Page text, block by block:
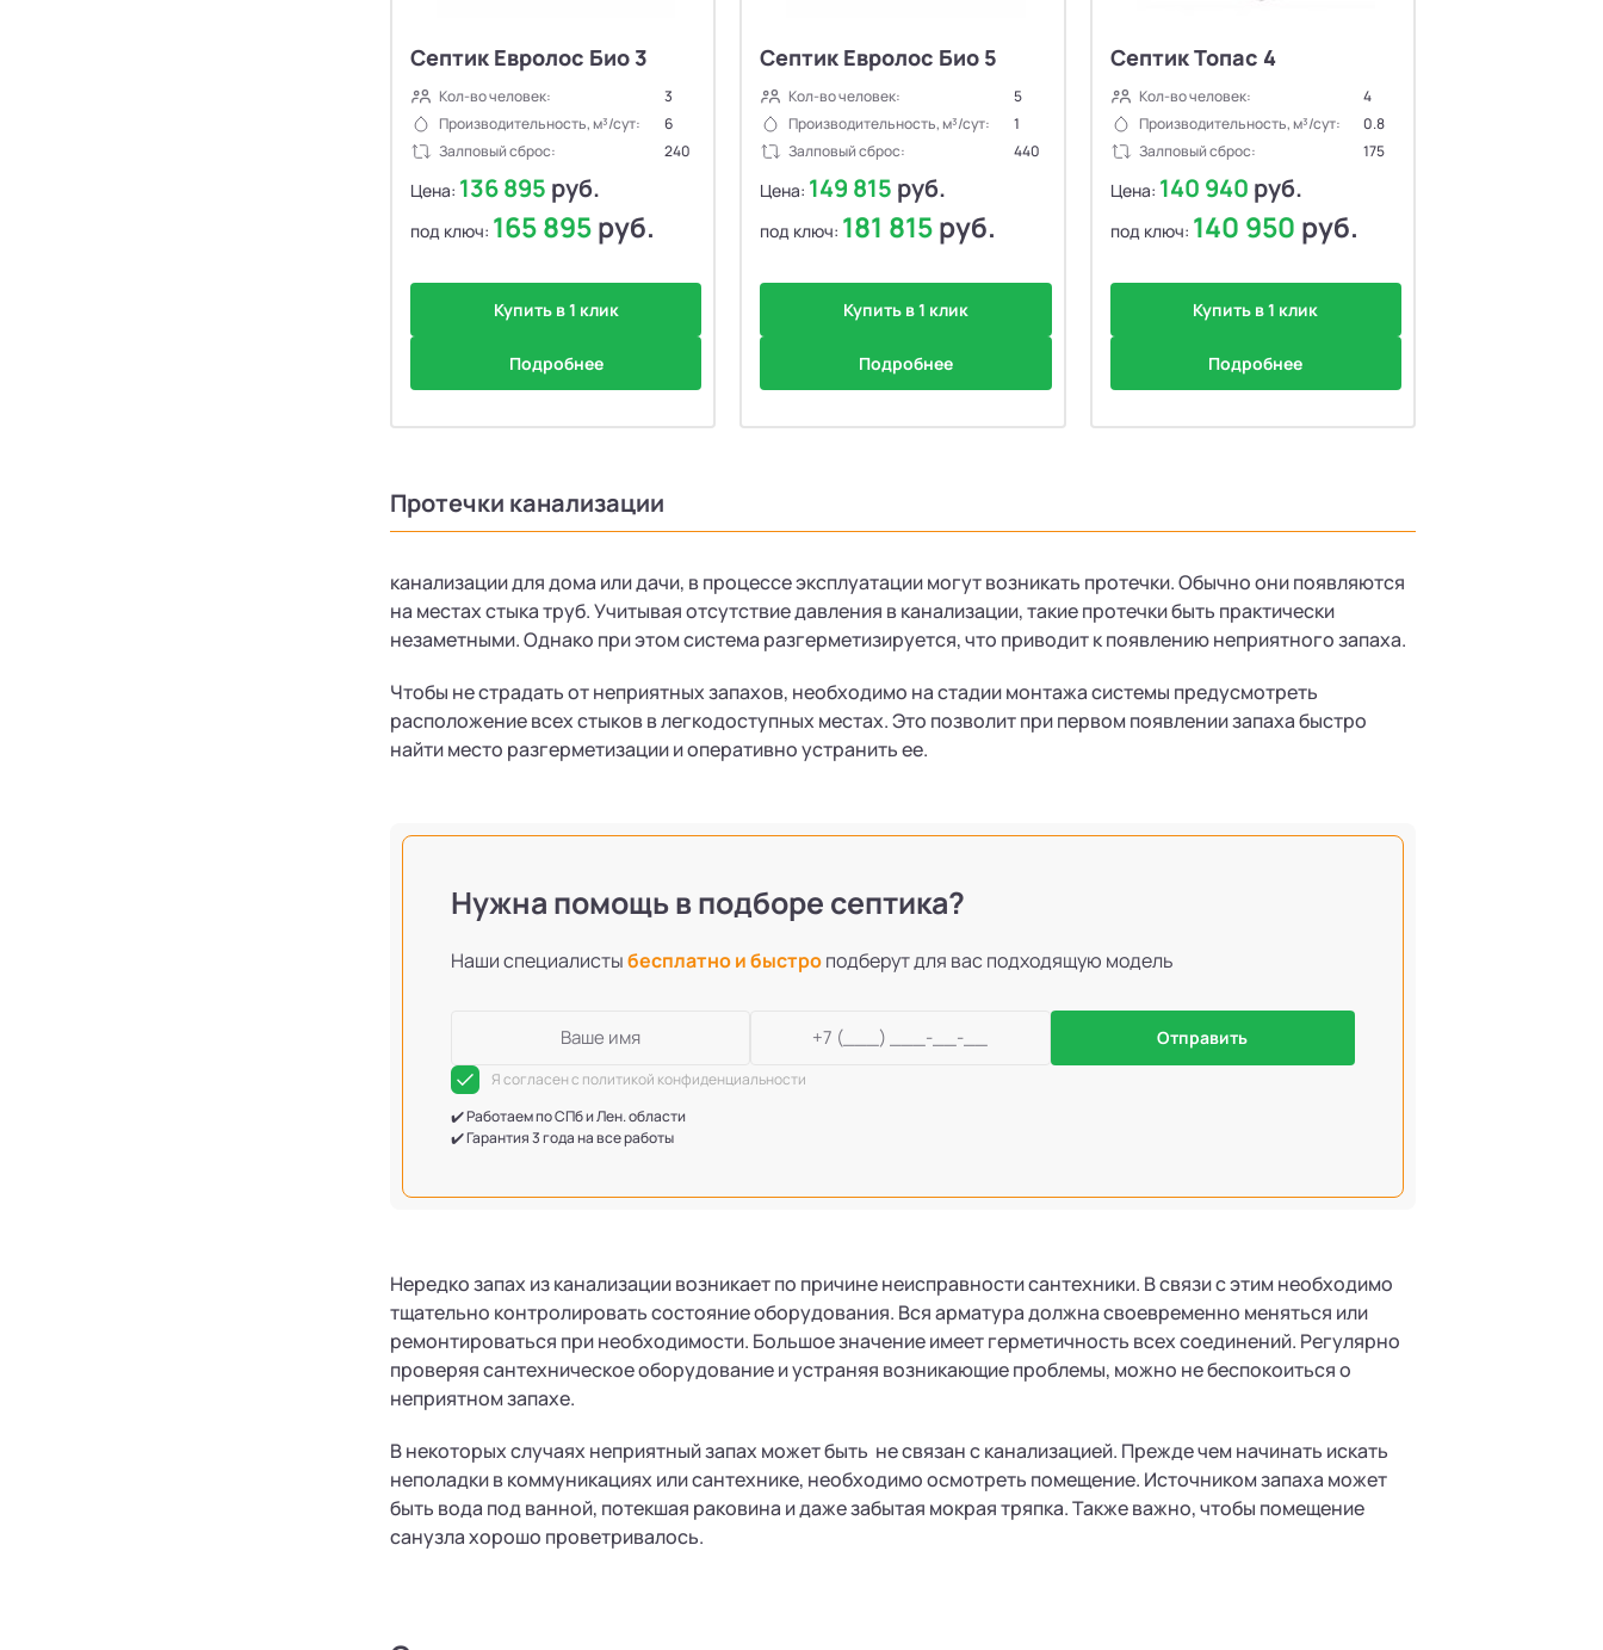
Септик Евролос Био 3
Кол-во человек:
3
Производительность, м³/сут:
6
Залповый сброс:
240
Цена: 136 895 руб.
под ключ: 165 895руб.
Купить в 1 клик
Подробнее
Септик Евролос Био 5
Кол-во человек:
5
Производительность, м³/сут:
1
Залповый сброс:
440
Цена: 149 815 руб.
под ключ: 181 815руб.
Купить в 1 клик
Подробнее
Септик Топас 4
Кол-во человек:
4
Производительность, м³/сут:
0.8
Залповый сброс:
175
Цена: 140 940 руб.
под ключ: 140 950 руб.
Купить в 1 клик
Подробнее
Протечки канализации
канализации для дома или дачи, в процессе эксплуатации могут возникать протечки. Обычно они появляются
на местах стыка труб. Учитывая отсутствие давления в канализации, такие протечки быть практически
незаметными. Однако при этом система разгерметизируется, что приводит к появлению неприятного запаха.
Чтобы не страдать от неприятных запахов, необходимо на стадии монтажа системы предусмотреть
расположение всех стыков в легкодоступных местах. Это позволит при первом появлении запаха быстро
найти место разгерметизации и оперативно устранить ее.
Нужна помощь в подборе септика?
Наши специалистыбесплатно и быстроподберут для вас подходящую модель
Отправить
Я согласен с политикой конфиденциальности
✔️ Работаем по СПб и Лен. области
✔️ Гарантия 3 года на все работы
Нередко запах из канализации возникает по причине неисправности сантехники. В связи с этим необходимо
тщательно контролировать состояние оборудования. Вся арматура должна своевременно меняться или
ремонтироваться при необходимости. Большое значение имеет герметичность всех соединений. Регулярно
проверяя сантехническое оборудование и устраняя возникающие проблемы, можно не беспокоиться о
неприятном запахе.
В некоторых случаях неприятный запах может быть не связан с канализацией. Прежде чем начинать искать
неполадки в коммуникациях или сантехнике, необходимо осмотреть помещение. Источником запаха может
быть вода под ванной, потекшая раковина и даже забытая мокрая тряпка. Также важно, чтобы помещение
санузла хорошо проветривалось.